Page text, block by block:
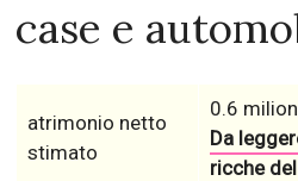
case e
atrimonio netto
stimato
0.6
Da
ricche